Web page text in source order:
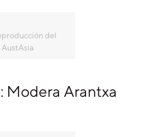
del
Modera Arantxa